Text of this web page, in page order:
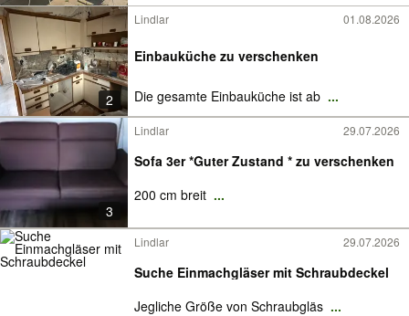
2
Lindlar 01.08.2026
Einbauküche zu verschenken
Die gesamte Einbauküche ist ab ...
3
Lindlar 29.07.2026
Sofa 3er *Guter Zustand * zu verschenken
200 cm breit ...
Lindlar 29.07.2026
Suche Einmachgläser mit Schraubdeckel
Jegliche Größe von Schraubgläs ...